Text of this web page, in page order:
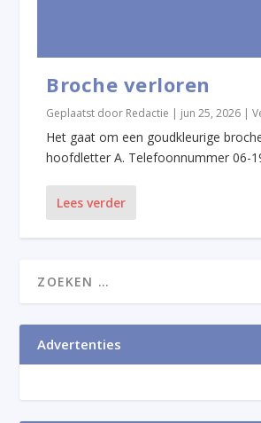
Broche verloren
Geplaatst door Redactie | jun 25, 2026 |
Het gaat om een goudkleurige
hoofdletter A. Telefoonnummer 06-
Lees verder
Advertenties